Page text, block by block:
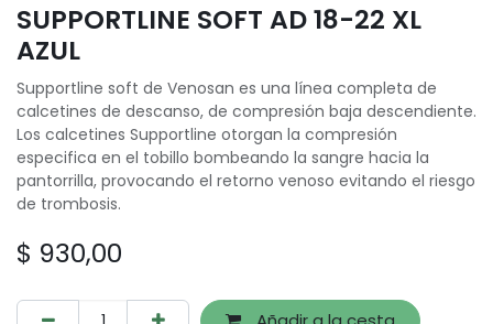
SUPPORTLINE SOFT AD 18-22 XL
AZUL
Supportline soft de Venosan es una línea completa de
calcetines de descanso, de compresión baja descendiente.
Los calcetines Supportline otorgan la compresión
especifica en el tobillo bombeando la sangre hacia la
pantorrilla, provocando el retorno venoso evitando el riesgo
de trombosis.
$ 930,00